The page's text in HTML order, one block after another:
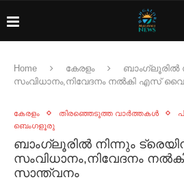
Home കേരളം
ബാംഗ്ലൂരിൽ
സംവിധാനം,നിവേദനം നൽകി എസ്
കേരളം തിരഞ്ഞെടുത്ത വാർത്തകൾ
ബെംഗളൂരു
ബാംഗ്ലൂരിൽ നിന്നും
സംവിധാനം,നിവേദനം
സാന്ത്വനം